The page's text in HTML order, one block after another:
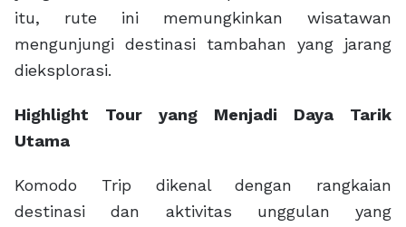
itu, rute ini memungkinkan wisatawan
mengunjungi destinasi tambahan yang jarang
dieksplorasi.
Highlight Tour yang Menjadi Daya Tarik
Utama
Komodo Trip dikenal dengan rangkaian
destinasi dan aktivitas unggulan yang